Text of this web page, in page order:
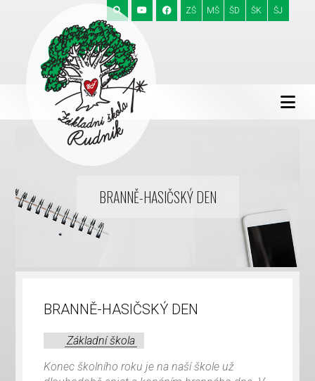
ZŠ MŠ ŠD ŠK ŠJ
BRANNĚ-HASIČSKÝ DEN
BRANNĚ-HASIČSKÝ DEN
Základní škola
Konec školního roku je na naší škole už